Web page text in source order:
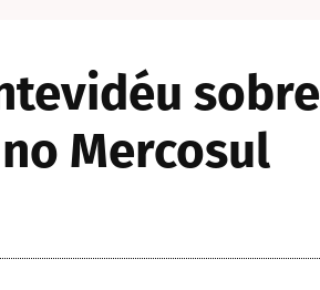
sobre
Mercosul